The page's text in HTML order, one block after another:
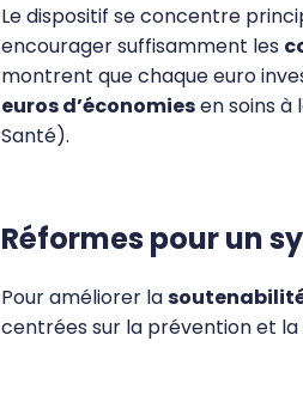
Le dispositif se concentre
encourager suffisamment les
montrent que chaque euro
euros d’économiesen soins à
Santé).
Réformes pour un
Pour améliorer la
centrées sur la prévention et